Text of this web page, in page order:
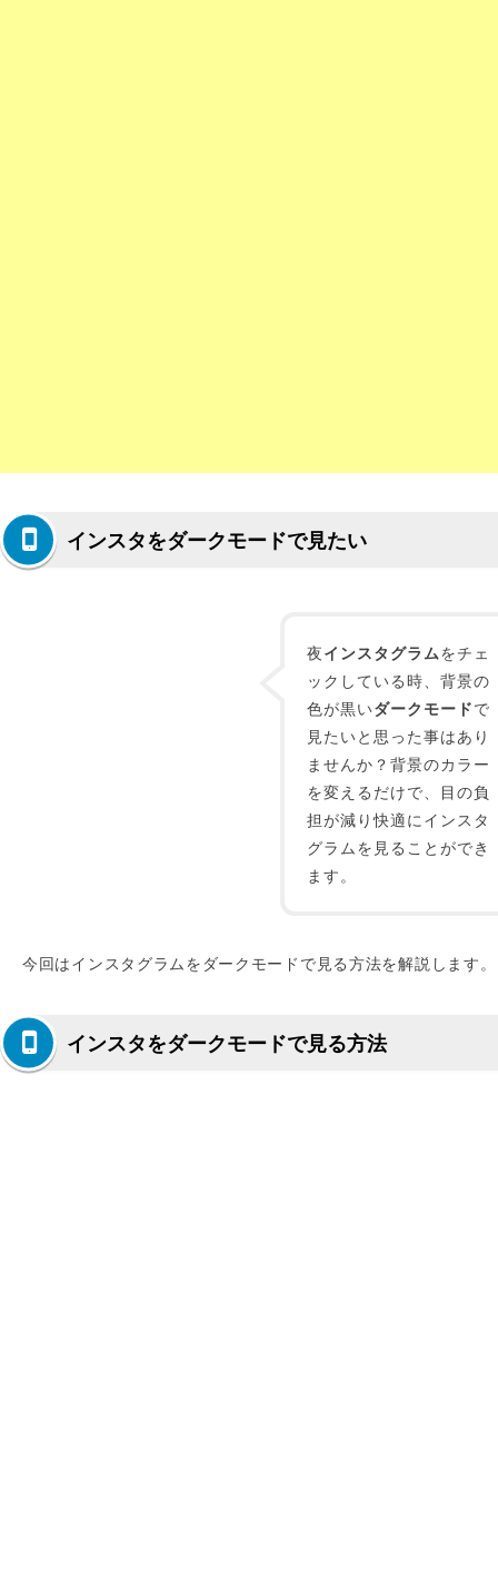
インスタをダークモードで見たい
夜インスタグラムをチェ
ックしている時、背景の
色が黒いダークモードで
見たいと思った事はあり
ませんか？背景のカラー
を変えるだけで、目の負
担が減り快適にインスタ
グラムを見ることができ
ます。
今回はインスタグラムをダークモードで見る方法を解説します。
インスタをダークモードで見る方法